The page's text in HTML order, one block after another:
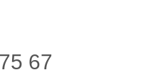
67